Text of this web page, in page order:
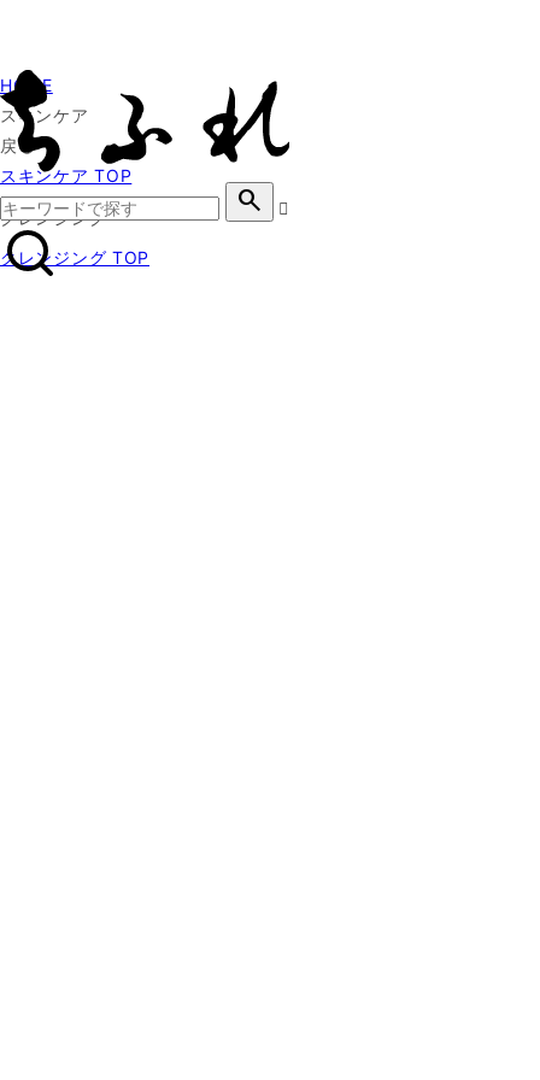
search
HOME
スキンケア
戻る
スキンケア TOP
クレンジング
クレンジング TOP